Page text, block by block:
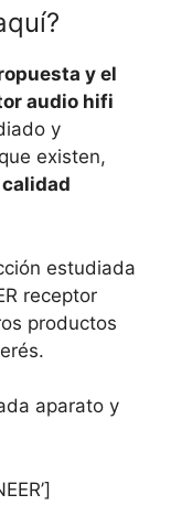
y el
audio hifi
y
existen,
estudiada
receptor
productos
aparato y